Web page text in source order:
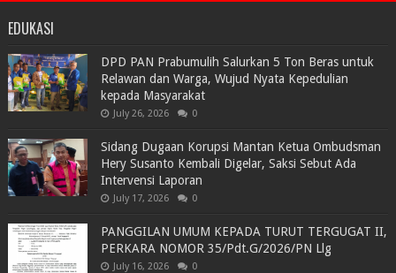
EDUKASI
DPD PAN Prabumulih Salurkan 5 Ton Beras untuk
Relawan dan Warga, Wujud Nyata Kepedulian
kepada Masyarakat
July 26, 2026 0
Sidang Dugaan Korupsi Mantan Ketua Ombudsman
Hery Susanto Kembali Digelar, Saksi Sebut Ada
Intervensi Laporan
July 17, 2026 0
PANGGILAN UMUM KEPADA TURUT TERGUGAT II,
PERKARA NOMOR 35/Pdt.G/2026/PN Llg
July 16, 2026 0